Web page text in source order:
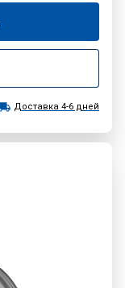
Доставка 4-6 дней